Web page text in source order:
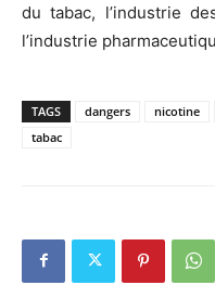
du tabac, l’industrie
l’industrie
TAGS dangers nicotine
tabac